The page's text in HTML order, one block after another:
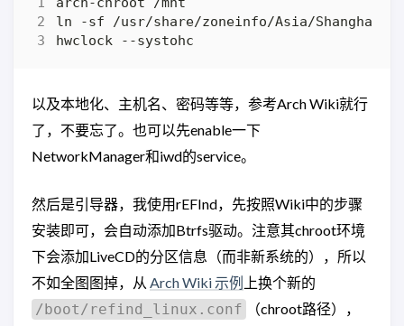
hwclock --systohc
以及本地化、主机名、密码等等，参考Arch Wiki就行
了，不要忘了。也可以先enable一下
NetworkManager和iwd的service。
然后是引导器，我使用rEFInd，先按照Wiki中的步骤
安装即可，会自动添加Btrfs驱动。注意其chroot环境
下会添加LiveCD的分区信息（而非新系统的），所以
不如全图图掉，从 Arch Wiki 示例 上换个新的
/boot/refind_linux.conf
（chroot路径），